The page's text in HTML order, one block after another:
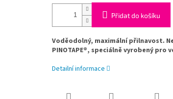
Přidat do košíku
Voděodolný, maximální přilnavost.
PINOTAPE®, speciálně vyrobený pro
Detailní informace